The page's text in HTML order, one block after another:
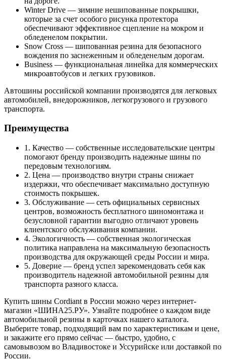
Winter Drive — зимние нешипованные покрышки,
которые за счет особого рисунка протектора
обеспечивают эффективное сцепление на мокром и
обледенелом покрытии.
Snow Cross — шипованная резина для безопасного
вождения по заснеженным и обледенелым дорогам.
Business — функциональная линейка для коммерческих
микроавтобусов и легких грузовиков.
Автошины российской компании производятся для легковых
автомобилей, внедорожников, легкогрузового и грузового
транспорта.
Преимущества
1. Качество — собственные исследовательские центры
помогают бренду производить надежные шины по
передовым технологиям.
2. Цена — производство внутри страны снижает
издержки, что обеспечивает максимально доступную
стоимость покрышек.
3. Обслуживание — сеть официальных сервисных
центров, возможность бесплатного шиномонтажа и
безусловной гарантии выгодно отличают уровень
клиентского обслуживания компании.
4. Экологичность — собственная экологическая
политика направлена на максимальную безопасность
производства для окружающей среды России и мира.
5. Доверие — бренд успел зарекомендовать себя как
производитель надежной автомобильной резины для
транспорта разного класса.
Купить шины Cordiant в России можно через интернет-
магазин «ШИНА25.РУ». Узнайте подробнее о каждом виде
автомобильной резины в карточках нашего каталога.
Выберите товар, подходящий вам по характеристикам и цене,
и закажите его прямо сейчас — быстро, удобно, с
самовывозом во Владивостоке и Уссурийске или доставкой по
России.